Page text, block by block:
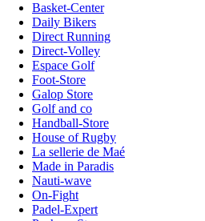
Basket-Center
Daily Bikers
Direct Running
Direct-Volley
Espace Golf
Foot-Store
Galop Store
Golf and co
Handball-Store
House of Rugby
La sellerie de Maé
Made in Paradis
Nauti-wave
On-Fight
Padel-Expert